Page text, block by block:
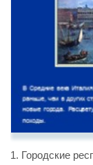
1. Городские